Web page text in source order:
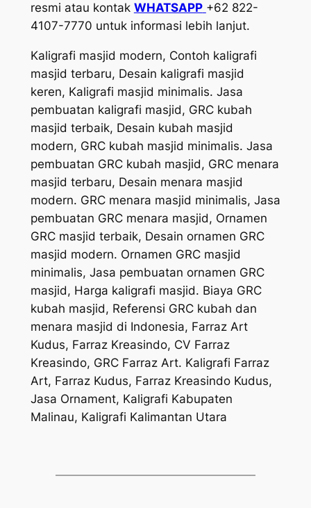
resmi atau kontak WHATSAPP +62 822-
4107-7770 untuk informasi lebih lanjut.
Kaligrafi masjid modern, Contoh kaligrafi
masjid terbaru, Desain kaligrafi masjid
keren, Kaligrafi masjid minimalis. Jasa
pembuatan kaligrafi masjid, GRC kubah
masjid terbaik, Desain kubah masjid
modern, GRC kubah masjid minimalis. Jasa
pembuatan GRC kubah masjid, GRC menara
masjid terbaru, Desain menara masjid
modern. GRC menara masjid minimalis, Jasa
pembuatan GRC menara masjid, Ornamen
GRC masjid terbaik, Desain ornamen GRC
masjid modern. Ornamen GRC masjid
minimalis, Jasa pembuatan ornamen GRC
masjid, Harga kaligrafi masjid. Biaya GRC
kubah masjid, Referensi GRC kubah dan
menara masjid di Indonesia, Farraz Art
Kudus, Farraz Kreasindo, CV Farraz
Kreasindo, GRC Farraz Art. Kaligrafi Farraz
Art, Farraz Kudus, Farraz Kreasindo Kudus,
Jasa Ornament, Kaligrafi Kabupaten
Malinau, Kaligrafi Kalimantan Utara